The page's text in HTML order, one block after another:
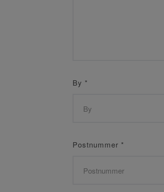
By *
Postnummer *